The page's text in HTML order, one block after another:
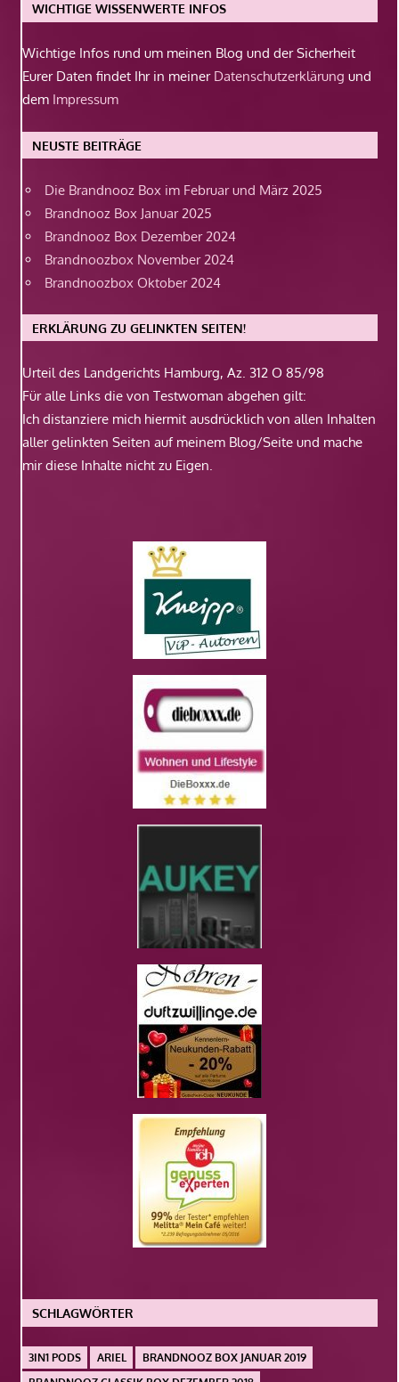
WICHTIGE WISSENWERTE INFOS
Wichtige Infos rund um meinen Blog und der Sicherheit
Eurer Daten findet Ihr in meiner Datenschutzerklärung und
dem Impressum
NEUSTE BEITRÄGE
Die Brandnooz Box im Februar und März 2025
Brandnooz Box Januar 2025
Brandnooz Box Dezember 2024
Brandnoozbox November 2024
Brandnoozbox Oktober 2024
ERKLÄRUNG ZU GELINKTEN SEITEN!
Urteil des Landgerichts Hamburg, Az. 312 O 85/98
Für alle Links die von Testwoman abgehen gilt:
Ich distanziere mich hiermit ausdrücklich von allen Inhalten
aller gelinkten Seiten auf meinem Blog/Seite und mache
mir diese Inhalte nicht zu Eigen.
SCHLAGWÖRTER
3IN1 PODS ARIEL
BRANDNOOZ BOX JANUAR 2019